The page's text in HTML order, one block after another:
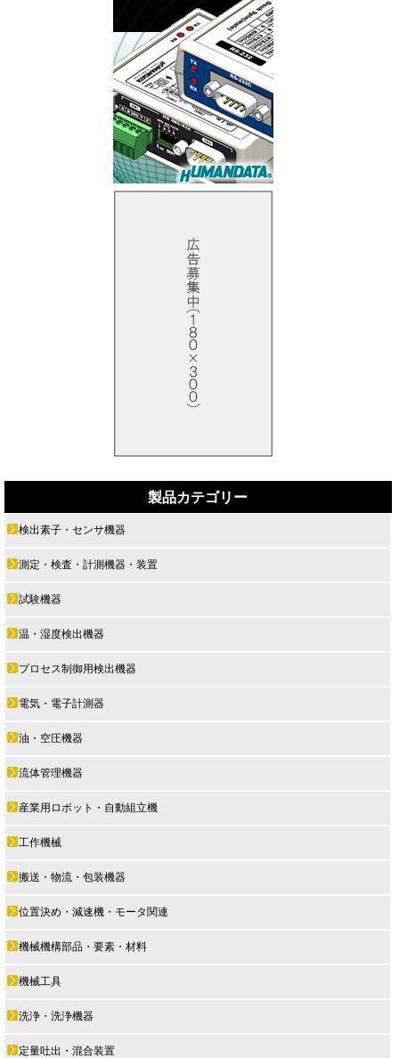
製品カテゴリー
検出素子・センサ機器
測定・検査・計測機器・装置
試験機器
温・湿度検出機器
プロセス制御用検出機器
電気・電子計測器
油・空圧機器
流体管理機器
産業用ロボット・自動組立機
工作機械
搬送・物流・包装機器
位置決め・減速機・モータ関連
機械機構部品・要素・材料
機械工具
洗浄・洗浄機器
定量吐出・混合装置